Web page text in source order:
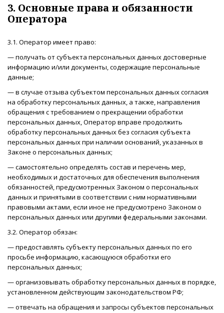
3. Основные права и обязанности
Оператора
3.1. Оператор имеет право:
— получать от субъекта персональных данных достоверные
информацию и/или документы, содержащие персональные
данные;
— в случае отзыва субъектом персональных данных согласия
на обработку персональных данных, а также, направления
обращения с требованием о прекращении обработки
персональных данных, Оператор вправе продолжить
обработку персональных данных без согласия субъекта
персональных данных при наличии оснований, указанных в
Законе о персональных данных;
— самостоятельно определять состав и перечень мер,
необходимых и достаточных для обеспечения выполнения
обязанностей, предусмотренных Законом о персональных
данных и принятыми в соответствии с ним нормативными
правовыми актами, если иное не предусмотрено Законом о
персональных данных или другими федеральными законами.
3.2. Оператор обязан:
— предоставлять субъекту персональных данных по его
просьбе информацию, касающуюся обработки его
персональных данных;
— организовывать обработку персональных данных в порядке,
установленном действующим законодательством РФ;
— отвечать на обращения и запросы субъектов персональных